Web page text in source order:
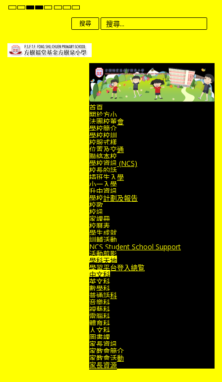
Default
NightHighHighHigh
Contrast
Set
Smaller
Set
Default
Set
Larger
Font
搜尋
首頁
關於方小
法團校董會
學校簡介
學校校訓
校服式樣
位置及交通
聯絡本校
學校資訊 (NCS)
校長的話
插班生入學
小一入學
升中資訊
學校計劃及報告
校歌
校訊
家課冊
校曆表
學生成就
訓輔活動
NCS Student School Support
活動剪影
學科天地
學習平台登入總覧
中文科
英文科
數學科
普通話科
音樂科
視藝科
電腦科
體育科
人文科
圖書課
家長資訊
家教會簡介
家教會活動
家長資源